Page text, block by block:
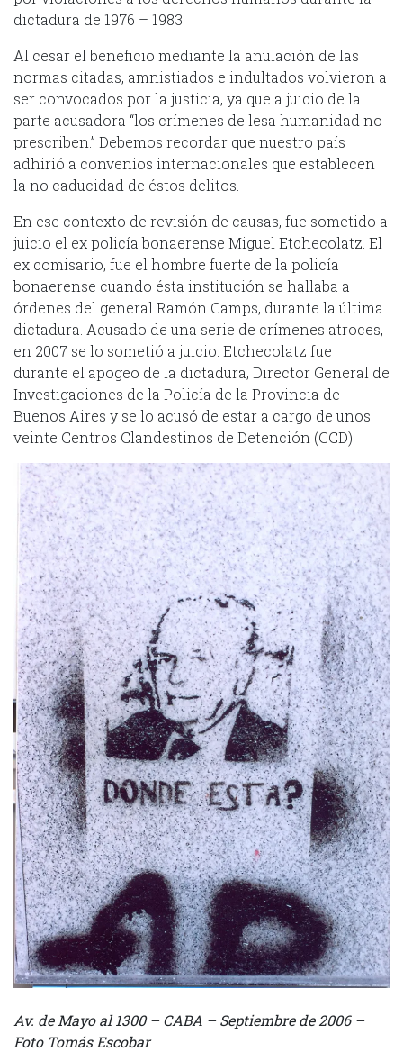
dictadura de 1976 – 1983.
Al cesar el beneficio mediante la anulación de las
normas citadas, amnistiados e indultados volvieron a
ser convocados por la justicia, ya que a juicio de la
parte acusadora “los crímenes de lesa humanidad no
prescriben.” Debemos recordar que nuestro país
adhirió a convenios internacionales que establecen
la no caducidad de éstos delitos.
En ese contexto de revisión de causas, fue sometido a
juicio el ex policía bonaerense Miguel Etchecolatz. El
ex comisario, fue el hombre fuerte de la policía
bonaerense cuando ésta institución se hallaba a
órdenes del general Ramón Camps, durante la última
dictadura. Acusado de una serie de crímenes atroces,
en 2007 se lo sometió a juicio. Etchecolatz fue
durante el apogeo de la dictadura, Director General de
Investigaciones de la Policía de la Provincia de
Buenos Aires y se lo acusó de estar a cargo de unos
veinte Centros Clandestinos de Detención (CCD).
Av. de Mayo al 1300 – CABA – Septiembre de 2006 –
Foto Tomás Escobar